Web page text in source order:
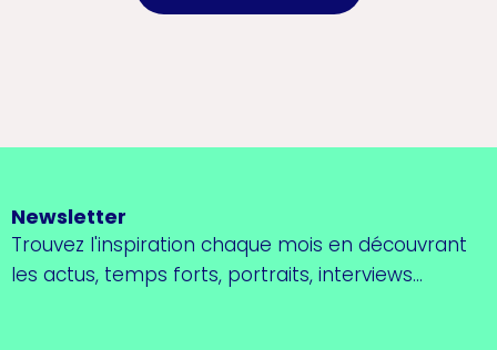
Newsletter
Trouvez l'inspiration chaque mois en découvrant
les actus, temps forts, portraits, interviews...